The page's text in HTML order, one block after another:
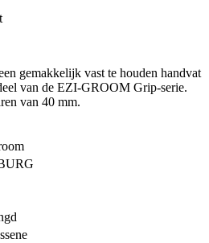
gemakkelijk vast te houden handvat
van de EZI-GROOM Grip-serie.
van 40 mm.